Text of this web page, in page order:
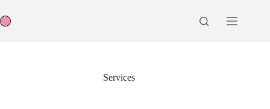
Inhalt
springen
Services